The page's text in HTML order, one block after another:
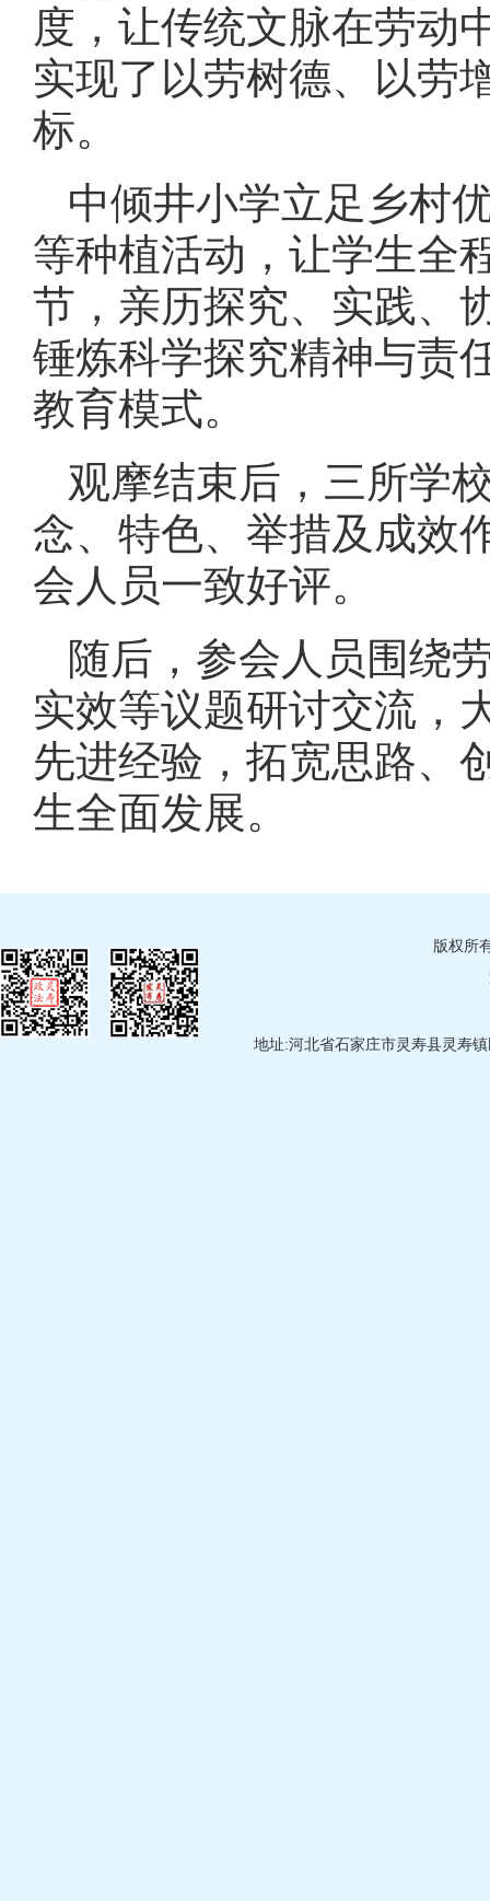
度，让传统文脉在劳动
实现了以劳树德、以劳
标。
中倾井小学立足乡村
等种植活动，让学生全
节，亲历探究、实践、
锤炼科学探究精神与责
教育模式。
观摩结束后，三所学
念、特色、举措及成效
会人员一致好评。
随后，参会人员围绕
实效等议题研讨交流，
先进经验，拓宽思路、
生全面发展。